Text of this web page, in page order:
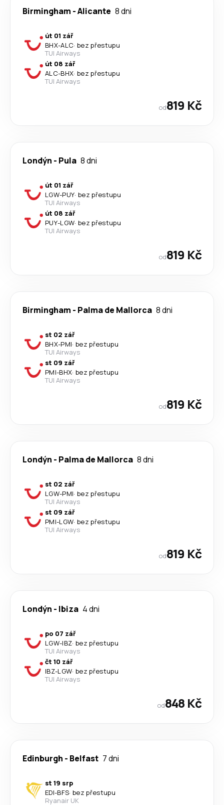
Birmingham -Alicante 8 dni
út 01 zář
BHX-ALC· bez přestupu
TUI Airways
út 08 zář
ALC-BHX· bez přestupu
TUI Airways
od819 Kč
Londýn - Pula 8 dni
út 01 zář
LGW-PUY· bez přestupu
TUI Airways
út 08 zář
PUY-LGW· bez přestupu
TUI Airways
od819 Kč
Birmingham - Palma de Mallorca 8 dni
st 02 zář
BHX-PMI· bez přestupu
TUI Airways
st 09 zář
PMI-BHX· bez přestupu
TUI Airways
od819 Kč
Londýn - Palma de Mallorca 8 dni
st 02 zář
LGW-PMI· bez přestupu
TUI Airways
st 09 zář
PMI-LGW· bez přestupu
TUI Airways
od819 Kč
Londýn - Ibiza 4 dni
po 07 zář
LGW-IBZ· bez přestupu
TUI Airways
čt 10 zář
IBZ-LGW· bez přestupu
TUI Airways
od848 Kč
Edinburgh - Belfast 7 dni
st 19 srp
EDI-BFS· bez přestupu
Ryanair UK